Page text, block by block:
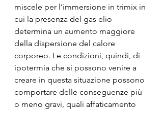
miscele per l’immersione in trimix in
cui la presenza del gas elio
determina un aumento maggiore
della dispersione del calore
corporeo. Le condizioni, quindi, di
ipotermia che si possono venire a
creare in questa situazione possono
comportare delle conseguenze più
o meno gravi, quali affaticamento